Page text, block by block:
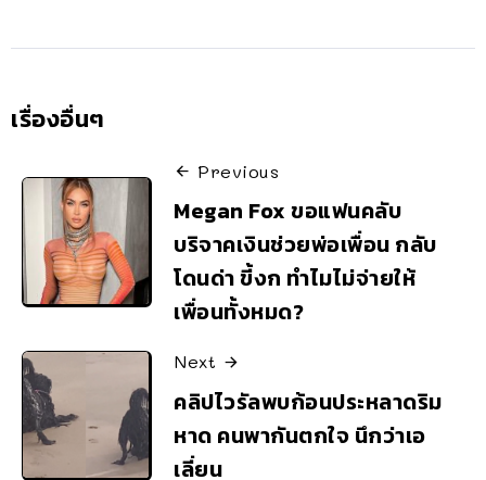
เรื่องอื่นๆ
Previous
Megan Fox ขอแฟนคลับ
บริจาคเงินช่วยพ่อเพื่อน กลับ
โดนด่า ขี้งก ทำไมไม่จ่ายให้
เพื่อนทั้งหมด?
Next
คลิปไวรัลพบก้อนประหลาดริม
หาด คนพากันตกใจ นึกว่าเอ
เลี่ยน